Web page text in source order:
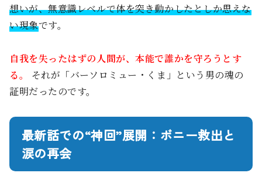
想いが、無意識レベルで体を突き動かしたとしか思えな
い現象です。
自我を失ったはずの人間が、本能で誰かを守ろうとす
る。
それが「バーソロミュー・くま」という男の魂の
証明だったのです。
最新話での“神回”展開：ボニー救出と
涙の再会